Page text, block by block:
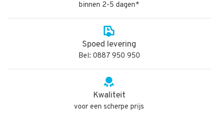
binnen 2-5 dagen*
Spoed levering
Bel: 0887 950 950
Kwaliteit
voor een scherpe prijs